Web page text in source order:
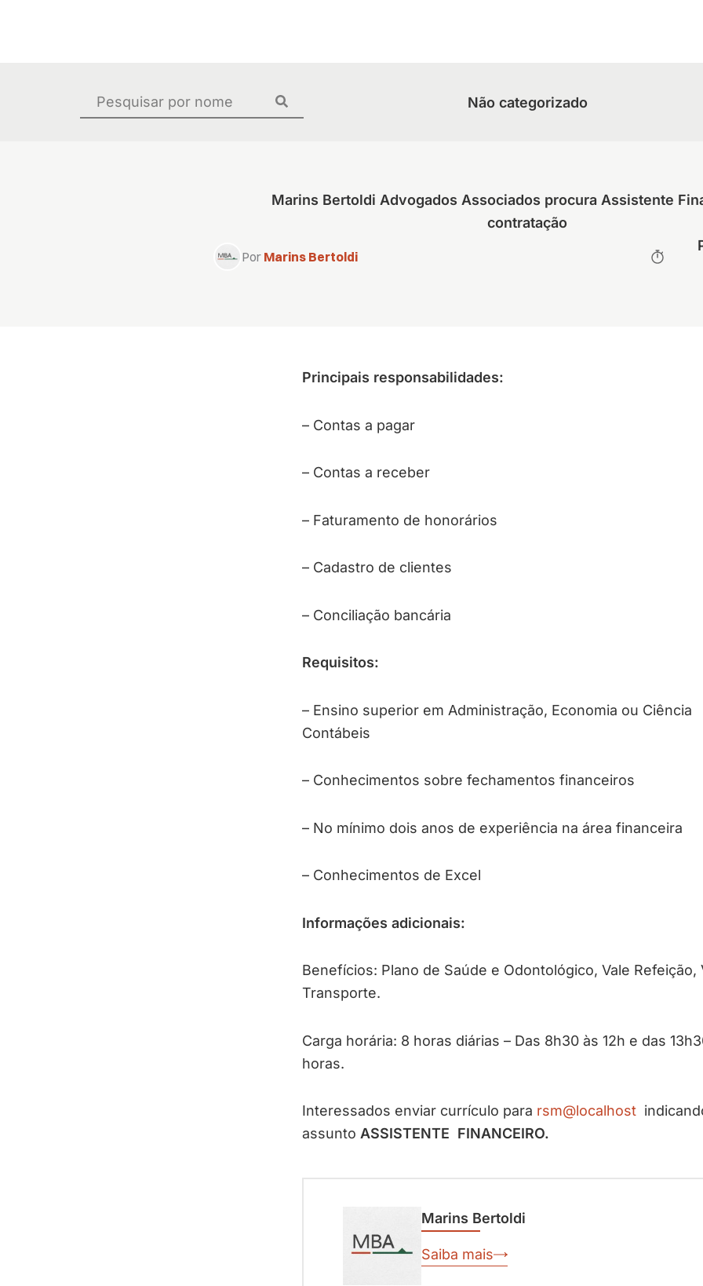
Não categorizado
Marins Bertoldi Advogados Associados procura Assistente
contratação
Por Marins Bertoldi
Principais responsabilidades:
– Contas a pagar
– Contas a receber
– Faturamento de honorários
– Cadastro de clientes
– Conciliação bancária
Requisitos:
– Ensino superior em Administração, Economia ou Ciência
Contábeis
– Conhecimentos sobre fechamentos financeiros
– No mínimo dois anos de experiência na área financeira
– Conhecimentos de Excel
Informações adicionais:
Benefícios: Plano de Saúde e Odontológico, Vale Refeição,
Transporte.
Carga horária: 8 horas diárias – Das 8h30 às 12h e das
horas.
Interessados enviar currículo para rsm@localhost
assunto ASSISTENTE FINANCEIRO.
Marins Bertoldi
Saiba mais